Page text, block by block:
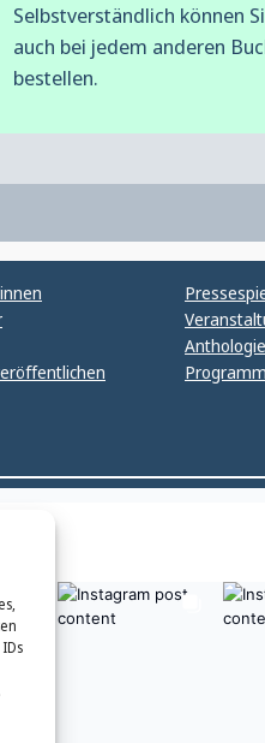
Selbstverständlich können
auch bei jedem anderen
bestellen.
Anthologie